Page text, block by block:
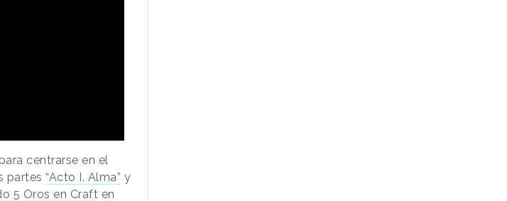
centrarse en el
partes “Acto I. Alma” y
5 Oros en Craft en